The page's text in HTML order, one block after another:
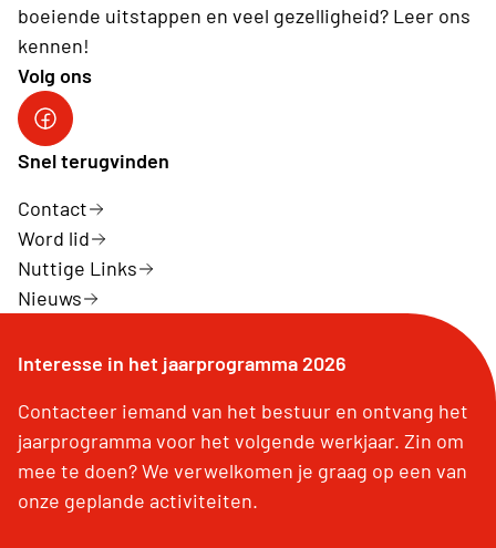
boeiende uitstappen en veel gezelligheid? Leer ons
kennen!
Volg ons
Neos Deinze
Snel terugvinden
Contact
Word lid
Nuttige Links
Nieuws
Interesse in het jaarprogramma 2026
Contacteer iemand van het bestuur en ontvang het
jaarprogramma voor het volgende werkjaar. Zin om
mee te doen? We verwelkomen je graag op een van
onze geplande activiteiten.